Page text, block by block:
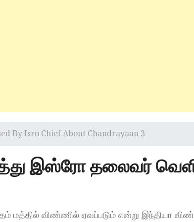
By Isro Chief About Chandrayaan 3
இஸ்ரோ தலைவர்
மத்தில் விண்ணில் ஏவப்படும் என்று இந்தியா